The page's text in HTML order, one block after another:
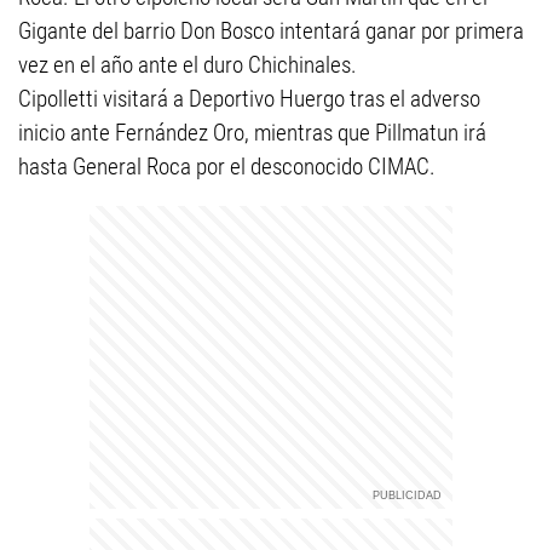
Gigante del barrio Don Bosco intentará ganar por primera
vez en el año ante el duro Chichinales.
Cipolletti visitará a Deportivo Huergo tras el adverso
inicio ante Fernández Oro, mientras que Pillmatun irá
hasta General Roca por el desconocido CIMAC.